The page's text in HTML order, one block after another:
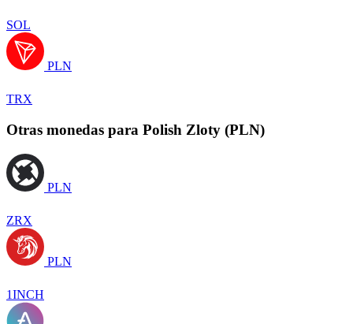
SOL
PLN
TRX
Otras monedas para Polish Zloty (PLN)
PLN
ZRX
PLN
1INCH